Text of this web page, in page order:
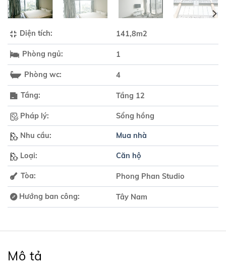
Diện tích: 141,8m2
Phòng ngủ: 1
Phòng wc: 4
Tầng: Tầng 12
Pháp lý: Sổng hồng
Nhu cầu: Mua nhà
Loại: Căn hộ
Tòa: Phong Phan Studio
Hướng ban công: Tây Nam
Mô tả